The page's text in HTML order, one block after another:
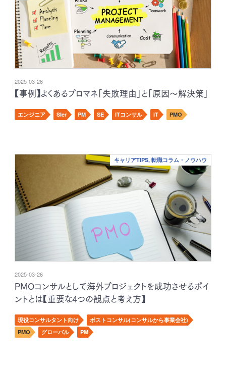
2025-03-26
【事例】よくあるプロマネ「失敗理由」と「原因～解決策」
エンジニア SIer PM SE ITコンサル IT PMO
キャリアTIPS, 転職コラム・ノウハウ
2025-03-26
PMOコンサルとして海外プロジェクトを成功させるポイ
ントとは【重要な4つの観点と考え方】
現役コンサルタント向け
ポストコンサル(コンサルから事業会社)
PMO
グローバル PM